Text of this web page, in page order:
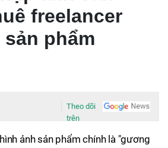
freelancer
phẩm
Theo dõi
trên
ảnh sản phẩm chính là "gương